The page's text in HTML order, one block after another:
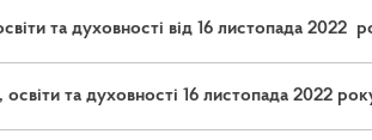
та духовності від 16 листопада 2022
та духовності 16 листопада 2022